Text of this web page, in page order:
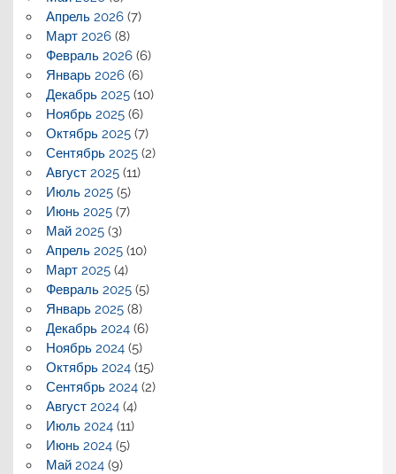
Апрель 2026(7)
Март 2026(8)
Февраль 2026(6)
Январь 2026(6)
Декабрь 2025(10)
Ноябрь 2025(6)
Октябрь 2025(7)
Сентябрь 2025(2)
Август 2025(11)
Июль 2025(5)
Июнь 2025(7)
Май 2025(3)
Апрель 2025(10)
Март 2025(4)
Февраль 2025(5)
Январь 2025(8)
Декабрь 2024(6)
Ноябрь 2024(5)
Октябрь 2024(15)
Сентябрь 2024(2)
Август 2024(4)
Июль 2024(11)
Июнь 2024(5)
Май 2024(9)